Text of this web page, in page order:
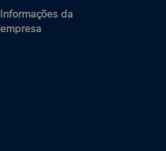
Informações da
empresa